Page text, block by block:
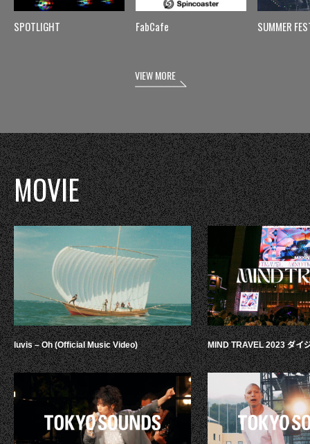
SPOTLIGHT FabCafe SUMMER
VIEW MORE
MOVIE
luvis – Oh (Official Music Video) MIND TRAVEL 2023 ダイ